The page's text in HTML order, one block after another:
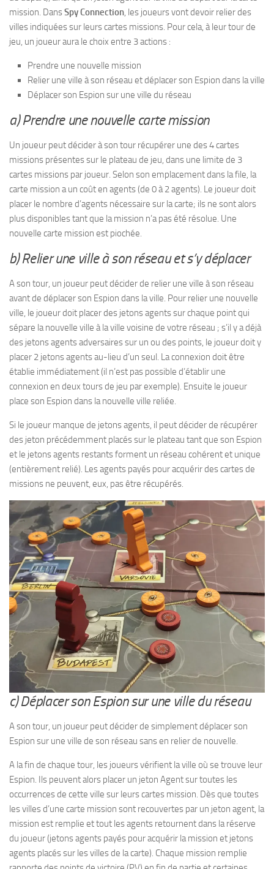
mission. DansSpy Connection, les joueurs vont devoir relier des
villes indiquées sur leurs cartes missions. Pour cela, à leur tour de
jeu, un joueur aura le choix entre 3 actions :
Prendre une nouvelle mission
Relier une ville à son réseau et déplacer son Espion dans la ville
Déplacer son Espion sur une ville du réseau
a) Prendre une nouvelle carte mission
Un joueur peut décider à son tour récupérer une des 4 cartes
missions présentes sur le plateau de jeu, dans une limite de 3
cartes missions par joueur. Selon son emplacement dans la file, la
carte mission a un coût en agents (de 0 à 2 agents). Le joueur doit
placer le nombre d’agents nécessaire sur la carte; ils ne sont alors
plus disponibles tant que la mission n’a pas été résolue. Une
nouvelle carte mission est piochée.
b) Relier une ville à son réseau et s’y déplacer
A son tour, un joueur peut décider de relier une ville à son réseau
avant de déplacer son Espion dans la ville. Pour relier une nouvelle
ville, le joueur doit placer des jetons agents sur chaque point qui
sépare la nouvelle ville à la ville voisine de votre réseau ; s’il y a déjà
des jetons agents adversaires sur un ou des points, le joueur doit y
placer 2 jetons agents au-lieu d’un seul. La connexion doit être
établie immédiatement (il n’est pas possible d’établir une
connexion en deux tours de jeu par exemple). Ensuite le joueur
place son Espion dans la nouvelle ville reliée.
Si le joueur manque de jetons agents, il peut décider de récupérer
des jeton précédemment placés sur le plateau tant que son Espion
et le jetons agents restants forment un réseau cohérent et unique
(entièrement relié). Les agents payés pour acquérir des cartes de
missions ne peuvent, eux, pas être récupérés.
c) Déplacer son Espion sur une ville du réseau
A son tour, un joueur peut décider de simplement déplacer son
Espion sur une ville de son réseau sans en relier de nouvelle.
A la fin de chaque tour, les joueurs vérifient la ville où se trouve leur
Espion. Ils peuvent alors placer un jeton Agent sur toutes les
occurrences de cette ville sur leurs cartes mission. Dès que toutes
les villes d’une carte mission sont recouvertes par un jeton agent, la
mission est remplie et tout les agents retournent dans la réserve
du joueur (jetons agents payés pour acquérir la mission et jetons
agents placés sur les villes de la carte). Chaque mission remplie